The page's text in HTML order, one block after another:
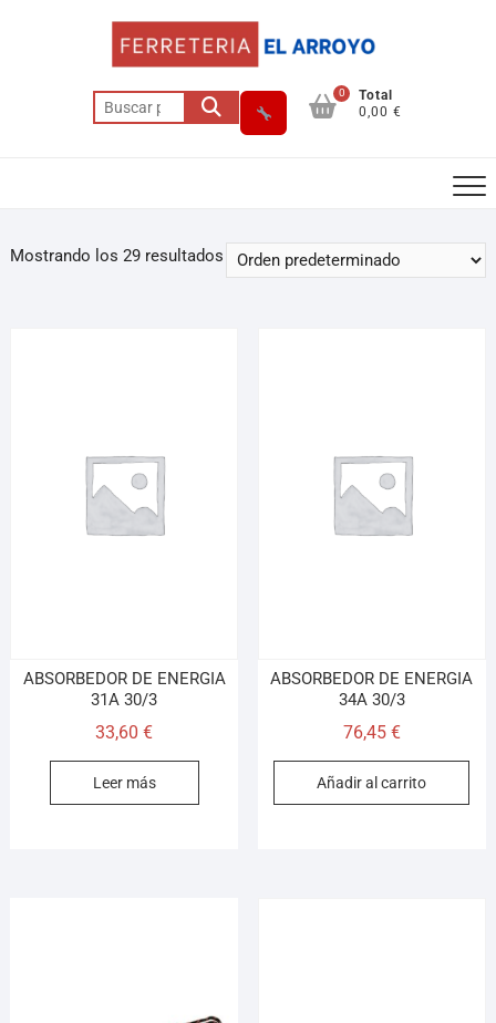
0
Total
0,00 €
Mostrando los 29 resultados
ABSORBEDOR DE ENERGIA
31A 30/3
33,60€
Leer más
ABSORBEDOR DE ENERGIA
34A 30/3
76,45 €
Añadir al carrito
En línea · responde en segundos
Cómo llegar
¡Hola! Soy el asesor virtual de Ferretería El Arroyo.
Cuéntame qué necesitas y te ayudo a encontrarlo,
aunque no sepas el nombre exacto